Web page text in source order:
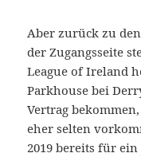
Aber zurück zu
der Zugangsseite
League of Ireland
Parkhouse bei
Vertrag
eher selten
2019 bereits für